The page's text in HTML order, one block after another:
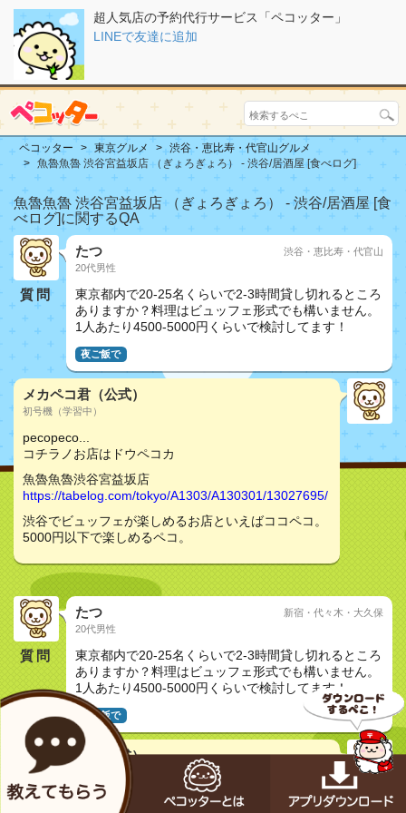
超人気店の予約代行サービス「ペコッター」
LINEで友達に追加
ペコッター 東京グルメ
渋谷・恵比寿・代官山グルメ
魚魯魚魯 渋谷宮益坂店 （ぎょろぎょろ） - 渋谷/居酒屋 [食べログ]
魚魯魚魯 渋谷宮益坂店 （ぎょろぎょろ） - 渋谷/居酒屋 [食
べログ]に関するQA
質問
たつ
20代男性
渋谷・恵比寿・代官山
東京都内で20-25名くらいで2-3時間貸し切れるところ
ありますか？料理はビュッフェ形式でも構いません。
1人あたり4500-5000円くらいで検討してます！
夜ご飯で
メカペコ君（公式）
初号機（学習中）
pecopeco...
コチラノお店はドウペコカ
魚魯魚魯渋谷宮益坂店
https://tabelog.com/tokyo/A1303/A130301/13027695/
渋谷でビュッフェが楽しめるお店といえばココペコ。
5000円以下で楽しめるペコ。
質問
たつ
20代男性
新宿・代々木・大久保
東京都内で20-25名くらいで2-3時間貸し切れるところ
ありますか？料理はビュッフェ形式でも構いません。
1人あたり4500-5000円くらいで検討してます！
夜ご飯で
メカペコ君（公式）
初号機（学習中）
pecopeco...